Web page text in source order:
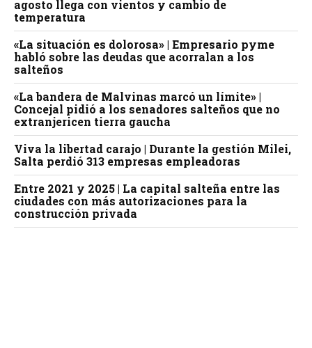
agosto llega con vientos y cambio de
temperatura
«La situación es dolorosa» | Empresario pyme
habló sobre las deudas que acorralan a los
salteños
«La bandera de Malvinas marcó un límite» |
Concejal pidió a los senadores salteños que no
extranjericen tierra gaucha
Viva la libertad carajo | Durante la gestión Milei,
Salta perdió 313 empresas empleadoras
Entre 2021 y 2025 | La capital salteña entre las
ciudades con más autorizaciones para la
construcción privada